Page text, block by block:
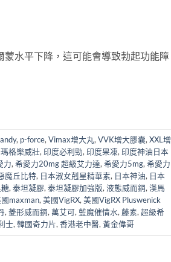
水平下降，這可能會導致勃起功能障
, p-force, Vimax增大丸, VVK增大膠囊, XXL增
格樂威壯, 印度必利勁, 印度果凍, 印度神油日本
力, 希愛力20mg 超級艾力達, 希愛力5mg, 希愛力
魔丘比特, 日本淑女剋星精華素, 日本神油, 日本
, 泰坦凝膠, 泰坦凝膠加強版, 液態威而鋼, 漢馬
maxman, 美國VigRX, 美國VigRX Pluswenick
, 菱形威而鋼, 萬艾可, 藍魔催情水, 藤素, 超級希
士, 韓國奇力片, 香港老中醫, 黃金偉哥